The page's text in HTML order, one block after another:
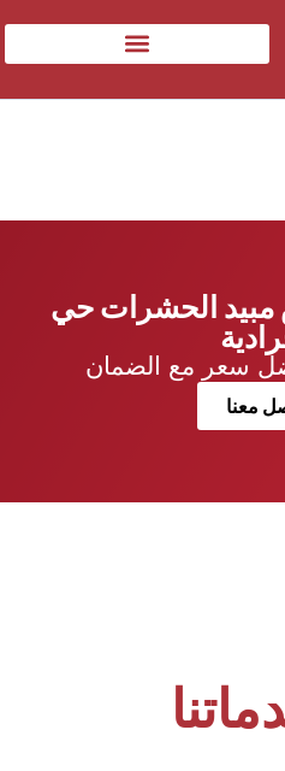
الحشرات حي
سعر مع الضمان
معنا